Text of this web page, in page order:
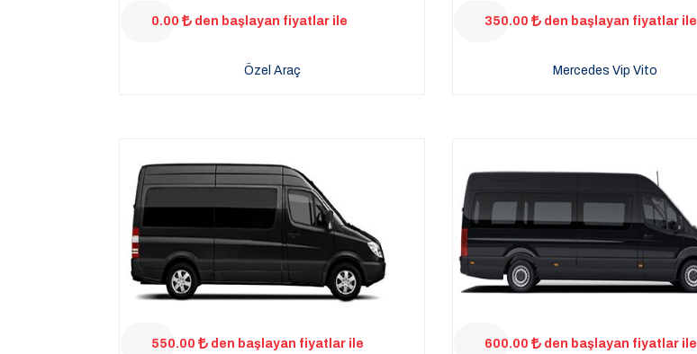
0.00 den başlayan fiyatlar ile
Özel Araç
350.00 den başlayan fiyatlar ile
Mercedes Vip Vito
550.00 den başlayan fiyatlar ile 600.00 den başlayan fiyatlar ile